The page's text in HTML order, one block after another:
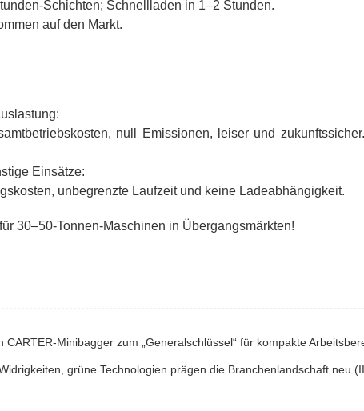
Schichten; Schnellladen in 1–2 Stunden.
auf den Markt.
null Emissionen, leiser und
Einsätze:
unbegrenzte Laufzeit und keine Ladeabhängigkeit.
30–50-Tonnen-Maschinen in Übergangsmärkten!
Minibagger zum „Generalschlüssel“ für kompakte
grüne Technologien prägen die Branchenlandschaft neu